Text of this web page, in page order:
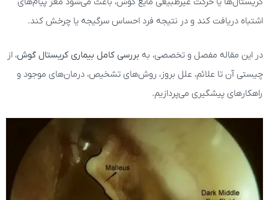
اشتباه دریافت کند و در نتیجه فرد احساس سرگیجه یا چرخش کند.
در این مقاله مفصل و تخصصی، به بررسی کامل بیماری کریستال گوش، از
چیستی آن تا علائم، علل بروز، روش‌های تشخیص، درمان‌های موجود و
راهکارهای پیشگیری می‌پردازیم.